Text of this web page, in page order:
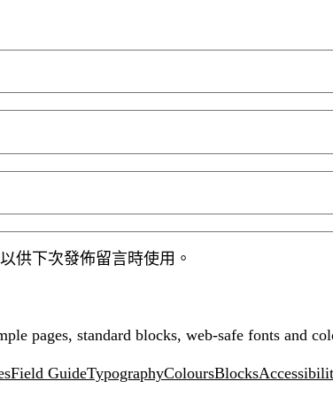
供下次發佈留言時使用。
pages, standard blocks, web-safe fonts and
Field GuideTypographyColoursBlocks